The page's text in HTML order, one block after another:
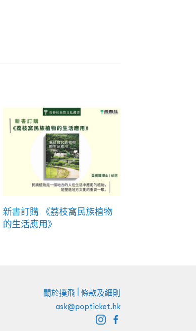
新書訂購 《荔枝窩民族植物
的生活應用》
關於撲飛 條款及細則
ask@popticket.hk